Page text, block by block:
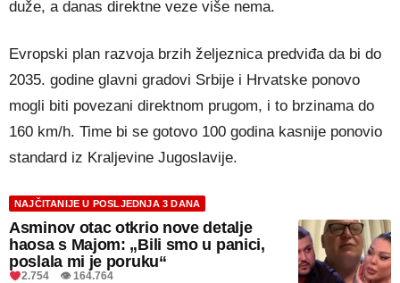
duže, a danas direktne veze više nema.
Evropski plan razvoja brzih željeznica predviđa da bi do
2035. godine glavni gradovi Srbije i Hrvatske ponovo
mogli biti povezani direktnom prugom, i to brzinama do
160 km/h. Time bi se gotovo 100 godina kasnije ponovio
standard iz Kraljevine Jugoslavije.
NAJČITANIJE U POSLJEDNJA 3 DANA
Asminov otac otkrio nove detalje
haosa s Majom: „Bili smo u panici,
poslala mi je poruku“
2.754 👁 164.764